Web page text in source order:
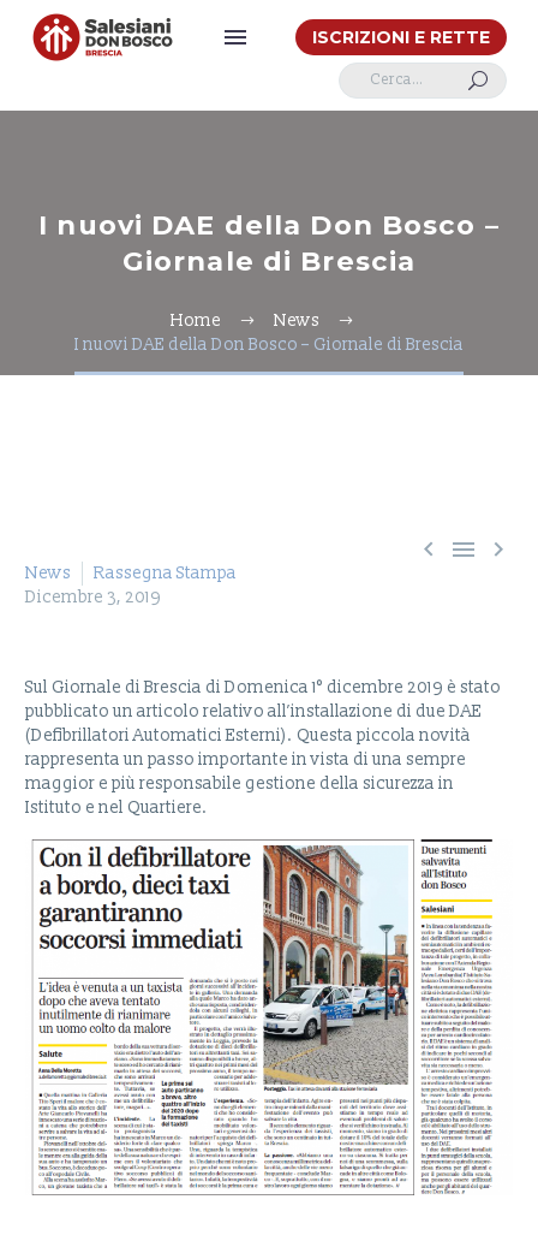
ISCRIZIONI E RETTE
U
I nuovi DAE della Don Bosco –
Giornale di Brescia
Home
News
I nuovi DAE della Don Bosco – Giornale di Brescia
  
News
Rassegna Stampa
Dicembre 3, 2019
Sul Giornale di Brescia di Domenica 1° dicembre 2019 è stato
pubblicato un articolo relativo all’installazione di due DAE
(Defibrillatori Automatici Esterni). Questa piccola novità
rappresenta un passo importante in vista di una sempre
maggior e più responsabile gestione della sicurezza in
Istituto e nel Quartiere.